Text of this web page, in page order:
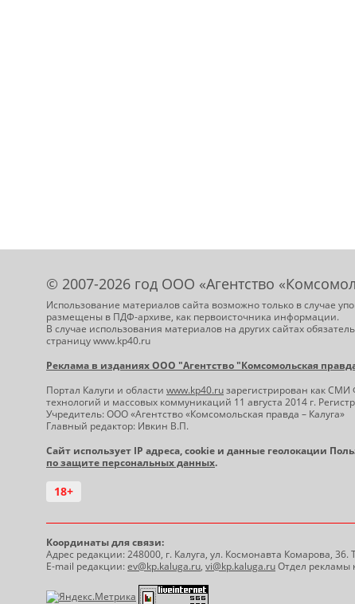
© 2007-2026 год ООО «Агентство
Использование материалов сайта возможно только в случае
размещены в ПДФ-архиве, как первоисточника информации.
В случае использования материалов на других сайтах
страницу www.kp40.ru
Реклама в изданиях ООО "Агентство "Комсомольская
Портал Калуги и области www.kp40.ruзарегистрирован как
технологий и массовых коммуникаций 11 августа 2014 г.
Учредитель: ООО «Агентство «Комсомольская правда – Калуга»
Главный редактор: Ивкин В.П.
Сайт использует IP адреса, cookie и данные геолокации
по защите персональных данных.
18+
Координаты для связи:
Адрес редакции: 248000, г. Калуга, ул. Космонавта Комарова,
E-mail редакции:ev@kp.kaluga.ru, vi@kp.kaluga.ruОтдел рекламы